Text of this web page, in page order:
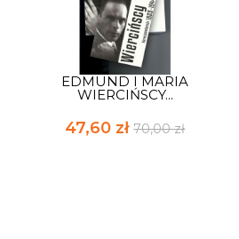
EDMUND I MARIA
WIERCIŃSCY...
47,60 zł70,00 zł